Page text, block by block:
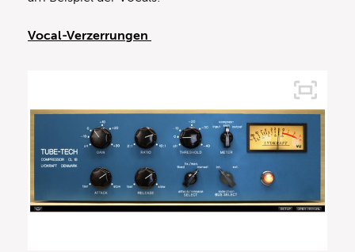
Vocal-Verzerrungen